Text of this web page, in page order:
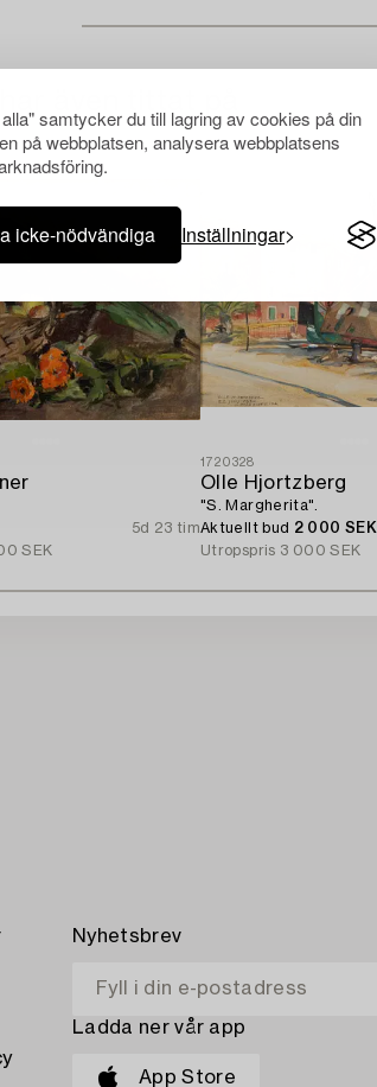
samtycker du till lagring av cookies på din
på webbplatsen, analysera webbplatsens
icke-nödvändiga Inställningar
5d 23 tim
SEK
1720328
Olle Hjortzberg
"S. Margherita".
Aktuellt bud 2 000 SEK
Utropspris 3 000 SEK
Nyhetsbrev
Ladda ner vår app
App Store